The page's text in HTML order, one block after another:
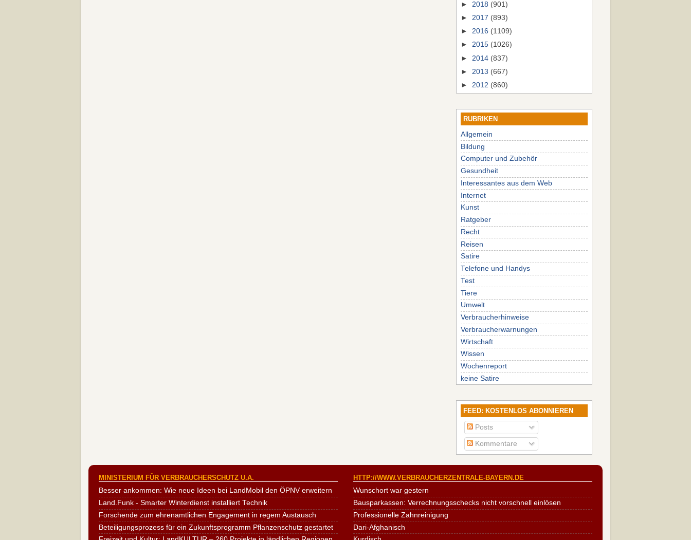
► 2018 (901)
► 2017 (893)
► 2016 (1109)
► 2015 (1026)
► 2014 (837)
► 2013 (667)
► 2012 (860)
RUBRIKEN
Allgemein
Bildung
Computer und Zubehör
Gesundheit
Interessantes aus dem Web
Internet
Kunst
Ratgeber
Recht
Reisen
Satire
Telefone und Handys
Test
Tiere
Umwelt
Verbraucherhinweise
Verbraucherwarnungen
Wirtschaft
Wissen
Wochenreport
keine Satire
FEED: KOSTENLOS ABONNIEREN
Posts
Kommentare
MINISTERIUM FÜR VERBRAUCHERSCHUTZ U.A.
Besser ankommen: Wie neue Ideen bei LandMobil den ÖPNV erweitern
Land.Funk - Smarter Winterdienst installiert Technik
Forschende zum ehrenamtlichen Engagement in regem Austausch
Beteiligungsprozess für ein Zukunftsprogramm Pflanzenschutz gestartet
HTTP://WWW.VERBRAUCHERZENTRALE-BAYERN.DE
Wunschort war gestern
Bausparkassen: Verrechnungsschecks nicht vorschnell einlösen
Professionelle Zahnreinigung
Dari-Afghanisch